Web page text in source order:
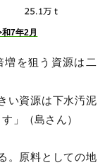
7年2月
増を狙う資源は二
い資源は下水汚泥
」（島さん）
。原料としての地